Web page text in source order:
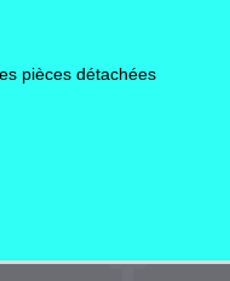
pièces détachées